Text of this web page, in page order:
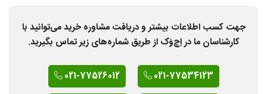
جهت کسب اطلاعات بیشتر و دریافت مشاوره خرید می‌توانید با
کارشناسان ما در اِچ‌وَک از طریق شماره‌های زیر تماس بگیرید.
021-77534123
021-77526012